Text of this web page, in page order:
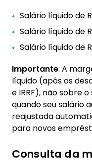
Salário líquido de
Salário líquido de
Salário líquido de
Importante: A
líquido (após os
e IRRF), não sobre
quando seu salário
reajustada
para novos
Consulta da